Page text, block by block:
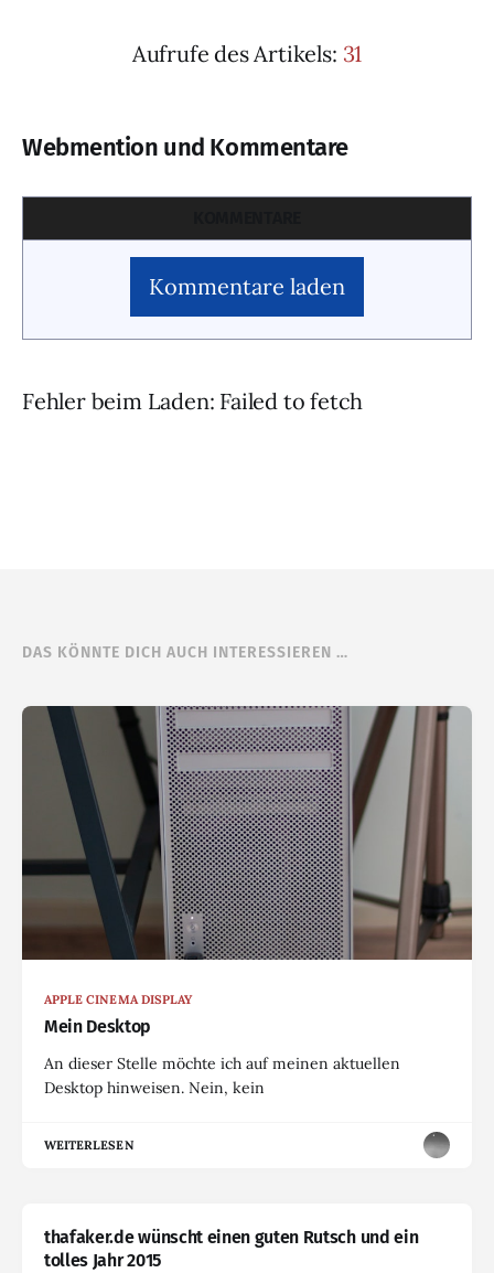
Aufrufe des Artikels: 31
Webmention und Kommentare
Kommentare laden
Fehler beim Laden: Failed to fetch
DAS KÖNNTE DICH AUCH INTERESSIEREN …
APPLE CINEMA DISPLAY
Mein Desktop
An dieser Stelle möchte ich auf meinen aktuellen
Desktop hinweisen. Nein, kein
WEITERLESEN
thafaker.de wünscht einen guten Rutsch und ein
tolles Jahr 2015